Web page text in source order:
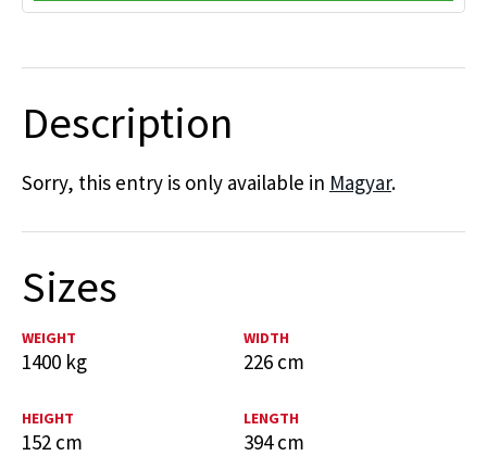
Description
Sorry, this entry is only available in Magyar.
Sizes
WEIGHT
1400 kg
WIDTH
226 cm
HEIGHT
152 cm
LENGTH
394 cm